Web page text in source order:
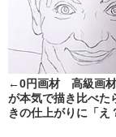
←0円画材 高級画
が本気で描き比べ
きの仕上がりに「え